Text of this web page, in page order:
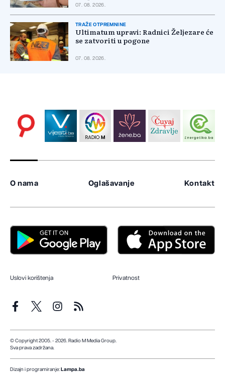
07. 08. 2026.
TRAŽE OTPREMNINE
Ultimatum upravi: Radnici Željezare će
se zatvoriti u pogone
07. 08. 2026.
O nama Oglašavanje Kontakt
Uslovi korištenja Privatnost
© Copyright 2005. - 2026. Radio M Media Group.
Sva prava zadržana.
Dizajn i programiranje: Lampa.ba